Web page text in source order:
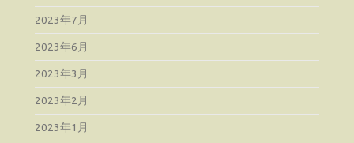
2023年7月
2023年6月
2023年3月
2023年2月
2023年1月